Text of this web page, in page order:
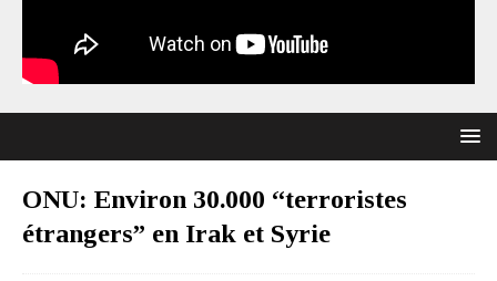
ONU: Environ 30.000 “terroristes
étrangers” en Irak et Syrie